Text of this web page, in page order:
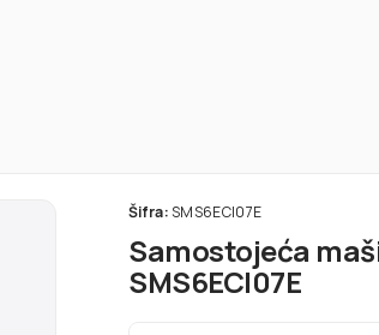
Šifra:SMS6ECI07E
Samostojeća
SMS6ECI07E